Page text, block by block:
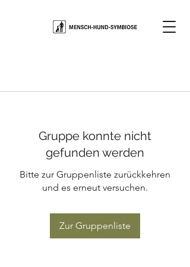
Gruppe konnte nicht
gefunden werden
Bitte zur Gruppenliste zurückkehren
und es erneut versuchen.
Zur Gruppenliste